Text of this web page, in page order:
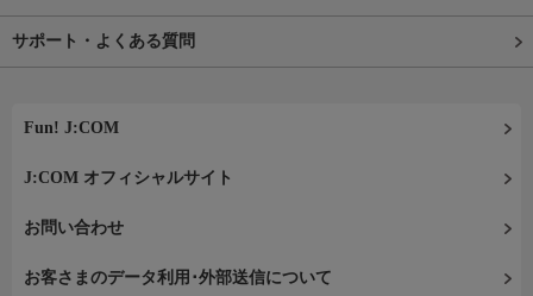
サポート・よくある質問
Fun! J:COM
J:COM オフィシャルサイト
お問い合わせ
お客さまのデータ利用･外部送信について